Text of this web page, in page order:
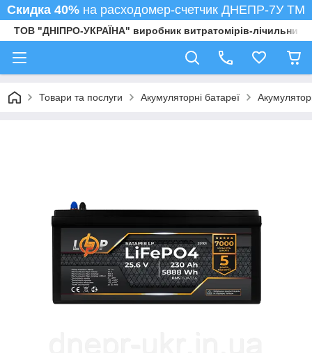
Скидка 40% на расходомер-счетчик ДНЕПР-7У ТМ
ТОВ "ДНІПРО-УКРАЇНА" виробник витратомірів-
Товари та послуги Акумуляторні батареї